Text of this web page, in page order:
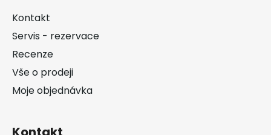
Kontakt
Servis - rezervace
Recenze
Vše o prodeji
Moje objednávka